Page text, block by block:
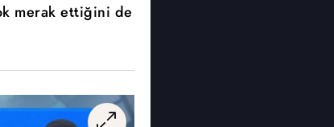
merak ettiğini de